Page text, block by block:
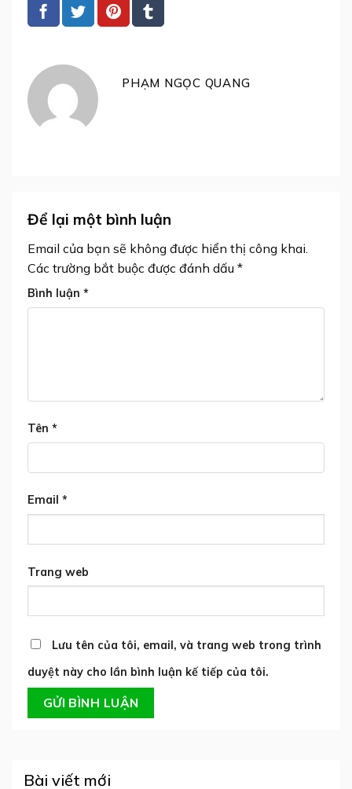
PHẠM NGỌC QUANG
Để lại một bình luận
Email của bạn sẽ không được hiển thị công khai.
Các trường bắt buộc được đánh dấu *
Bình luận *
Tên *
Email *
Trang web
Lưu tên của tôi, email, và trang web trong trình
duyệt này cho lần bình luận kế tiếp của tôi.
Bài viết mới